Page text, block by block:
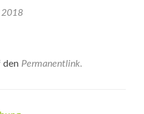
den Permanentlink.